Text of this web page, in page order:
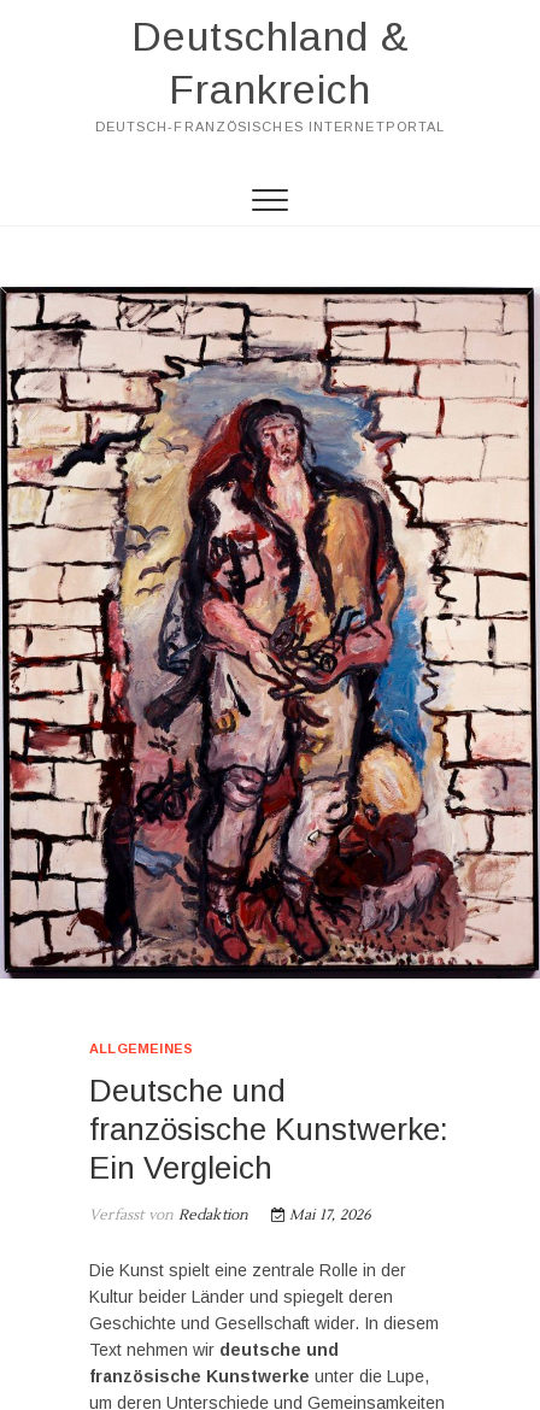
Deutschland &
Frankreich
DEUTSCH-FRANZÖSISCHES INTERNETPORTAL
ALLGEMEINES
Deutsche und
französische Kunstwerke:
Ein Vergleich
Verfasst von Redaktion Mai 17, 2026
Die Kunst spielt eine zentrale Rolle in der
Kultur beider Länder und spiegelt deren
Geschichte und Gesellschaft wider. In diesem
Text nehmen wir deutsche und
französische Kunstwerke unter die Lupe,
um deren Unterschiede und Gemeinsamkeiten